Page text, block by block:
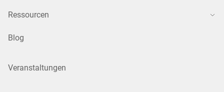
Ressourcen
Blog
Veranstaltungen